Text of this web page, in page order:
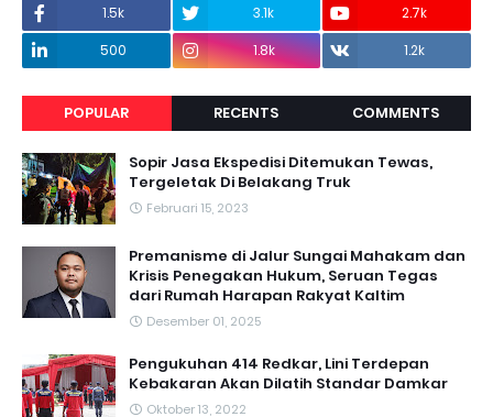
1.5k 3.1k
2.7k
500
1.8k 1.2k
POPULAR RECENTS COMMENTS
Sopir Jasa Ekspedisi Ditemukan Tewas,
Tergeletak Di Belakang Truk
Februari 15, 2023
Premanisme di Jalur Sungai Mahakam dan
Krisis Penegakan Hukum, Seruan Tegas
dari Rumah Harapan Rakyat Kaltim
Desember 01, 2025
Pengukuhan 414 Redkar, Lini Terdepan
Kebakaran Akan Dilatih Standar Damkar
Oktober 13, 2022